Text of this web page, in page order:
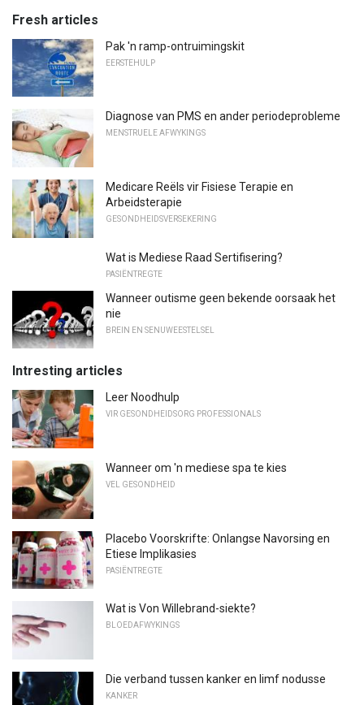
Fresh articles
Pak 'n ramp-ontruimingskit
EERSTEHULP
Diagnose van PMS en ander periodeprobleme
MENSTRUELE AFWYKINGS
Medicare Reëls vir Fisiese Terapie en
Arbeidsterapie
GESONDHEIDSVERSEKERING
Wat is Mediese Raad Sertifisering?
PASIËNTREGTE
Wanneer outisme geen bekende oorsaak het
nie
BREIN EN SENUWEESTELSEL
Intresting articles
Leer Noodhulp
VIR GESONDHEIDSORG PROFESSIONALS
Wanneer om 'n mediese spa te kies
VEL GESONDHEID
Placebo Voorskrifte: Onlangse Navorsing en
Etiese Implikasies
PASIËNTREGTE
Wat is Von Willebrand-siekte?
BLOEDAFWYKINGS
Die verband tussen kanker en limf nodusse
KANKER